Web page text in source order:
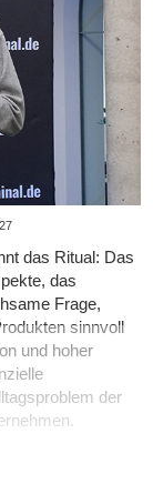
das Ritual: Das
das
Frage,
sinnvoll
und hoher
der